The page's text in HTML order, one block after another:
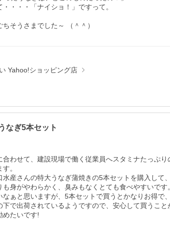
・・・「ナイショ！」ですって。
そうさまでした～ （＾＾）
Yahoo!ショッピング店
なぎ5本セット
合わせて、建設現場で働く従業員へスタミナたっぷ
。
産さんの特大うなぎ蒲焼きの5本セットを購入して
身がやわらかく、臭みもなくとても食べやすいです。
なぁと思いますが、5本セットで買うとかなりお得で
で出荷されているようですので、安心して買うこと
めたいです!